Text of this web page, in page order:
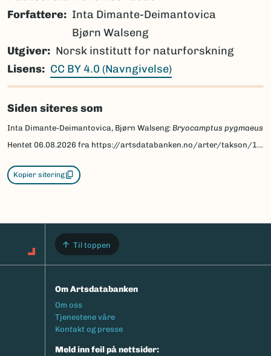
Forfattere
Inta Dimante-Deimantovica
Bjørn Walseng
Utgiver
Norsk institutt for naturforskning
Lisens
CC BY 4.0 (Navngivelse)
Siden siteres som
Inta Dimante-Deimantovica, Bjørn Walseng: Bryocamptus pygmaeus
Hentet 06.08.2026 fra https://artsdatabanken.no/arter/takson/123526/beskrivelse
Kopier sitering
Til toppen
Om Artsdatabanken
Footermeny
Om oss
Tjenestene våre
Kontakt og presse
Meld inn feil på nettsider: